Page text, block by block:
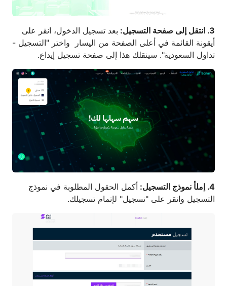
3. انتقل إلى صفحة التسجيل:
بعد تسجيل الدخول، انقر على
أيقونة القائمة في أعلى الصفحة من اليسار واختر "التسجيل -
تداول السعودية". سينقلك هذا إلى صفحة تسجيل إيداع.
4. إملأ نموذج التسجيل:
أكمل الحقول المطلوبة في نموذج
التسجيل وانقر على "تسجيل" لإتمام تسجيلك.